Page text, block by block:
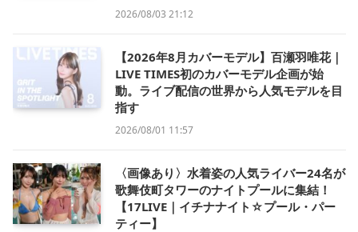
2026/08/03 21:12
【2026年8月カバーモデル】百瀬羽唯花｜
LIVE TIMES初のカバーモデル企画が始
動。ライブ配信の世界から人気モデルを目
指す
2026/08/01 11:57
〈画像あり〉水着姿の人気ライバー24名が
歌舞伎町タワーのナイトプールに集結！
【17LIVE｜イチナナイト☆プール・パー
ティー】